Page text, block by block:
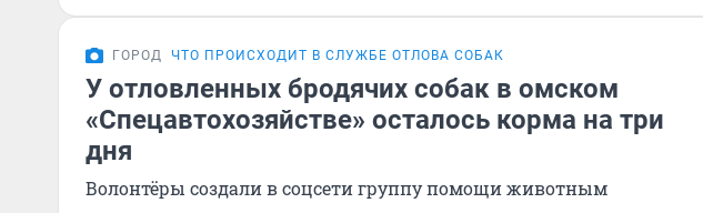
ГОРОД ЧТО ПРОИСХОДИТ В СЛУЖБЕ ОТЛОВА СОБАК
У отловленных бродячих собак в омском
«Спецавтохозяйстве» осталось корма на три
дня
Волонтёры создали в соцсети группу помощи животным